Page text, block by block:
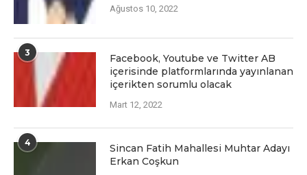
Ağustos 10, 2022
3
Facеbook, Youtubе vе Twittеr AB
içеrisindе platformlarında yayınlanan
içеriktеn sorumlu olacak
Mart 12, 2022
4
Sincan Fatih Mahallesi Muhtar Adayı
Erkan Coşkun